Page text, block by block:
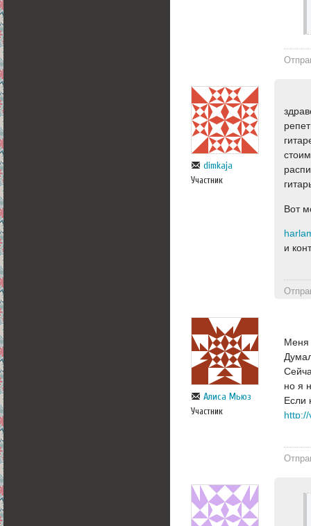
dimkaja
Участник
Вот
и
Алиса Мьюз
Участник
Меня
но я
Если